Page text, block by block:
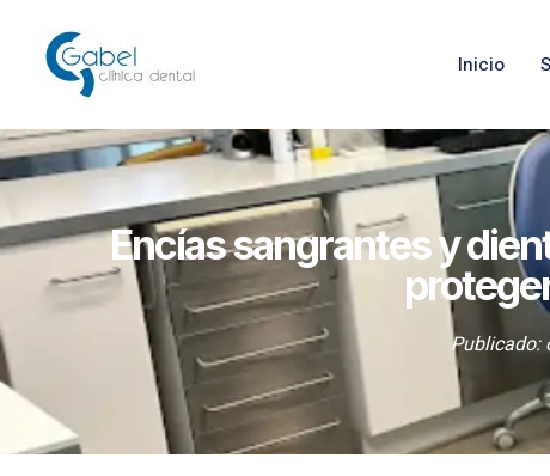
Inicio
Encías sangrantes y
Publicado: